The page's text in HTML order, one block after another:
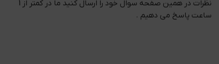
نظرات در همین صفحه سوال خود را ارسال کنید ما در کمتر از 1
ساعت پاسخ می دهیم .